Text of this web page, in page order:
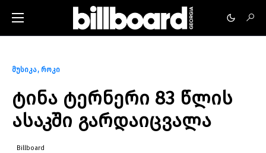
მუსიკა როკი
ტინა ტერნერი 83 წლის
ასაკში გარდაიცვალა
Billboard